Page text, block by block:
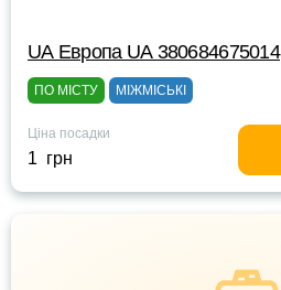
UА Европа UА 380684675014
ПО МІСТУ МІЖМІСЬКІ
Ціна посадки
1 грн